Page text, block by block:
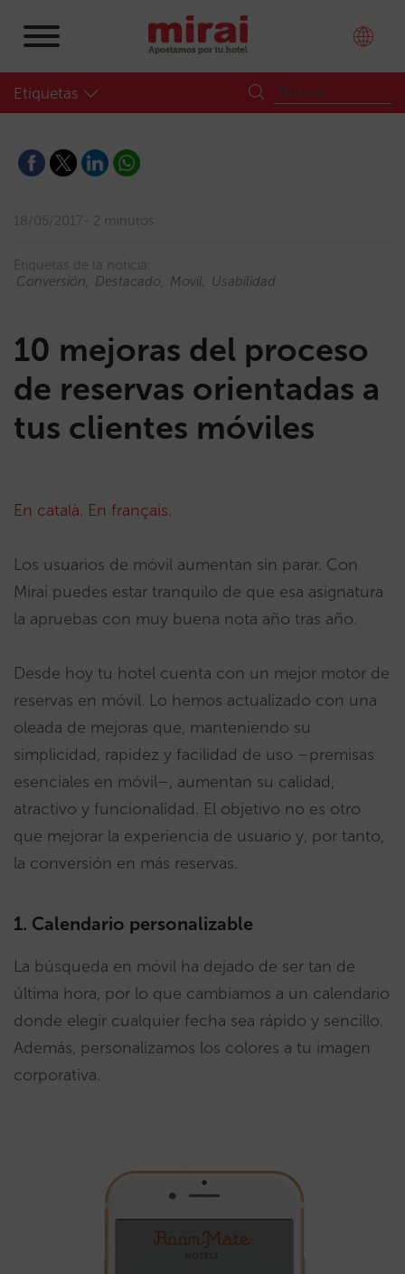
Etiquetas
18/05/2017 2 minutos
Etiquetas de la noticia:
Conversión
Destacado Movil Usabilidad
10 mejoras del proceso
de reservas orientadas a
tus clientes móviles
En català. En français.
Los usuarios de móvil aumentan sin parar. Con
Mirai puedes estar tranquilo de que esa asignatura
la apruebas con muy buena nota año tras año.
Desde hoy tu hotel cuenta con un mejor motor de
reservas en móvil. Lo hemos actualizado con una
oleada de mejoras que, manteniendo su
simplicidad, rapidez y facilidad de uso –premisas
esenciales en móvil–, aumentan su calidad,
atractivo y funcionalidad. El objetivo no es otro
que mejorar la experiencia de usuario y, por tanto,
la conversión en más reservas.
1. Calendario personalizable
La búsqueda en móvil ha dejado de ser tan de
última hora, por lo que cambiamos a un calendario
donde elegir cualquier fecha sea rápido y sencillo.
Además, personalizamos los colores a tu imagen
corporativa.